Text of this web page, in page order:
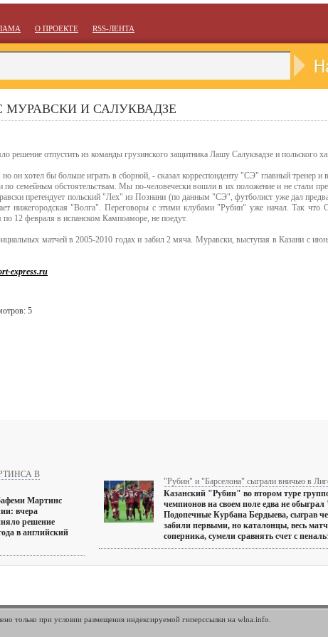
О ПРОЕКТЕ RSS-ЛЕНТА
МУРАВСКИ И САЛУКВАДЗЕ
решение отпустить из команды грузинского защитника Лашу Салуквадзе и польского
он хотел бы больше играть в сборной, - сказал корреспонденту "СЭ" главный тренер и
семейным обстоятельствам. Мы по-человечески вошли в их положение и не стали
претендует польский "Лех" из Познани (по данным "СЭ", футболист уже дал
нижегородская "Волга". Переговоры с этими клубами "Рубин" уже начал. Так что
12 февраля в испанском Кампоаморе, не поедут.
матчей в 2005-2010 годах и забил 2 мяча. Муравски, выступая в Казани с
express.ru
5
В
Мартинс
вчера
решение
в английский
"Рубин" и "Барселона" сыграли вничью в
Казанский "Рубин" во втором туре
чемпионов на своем поле едва не
Подопечные Курбана Бердыева, сыграв
забили первыми, но каталонцы, весь
соперника, сумели сравнять счет с
только при условии размещения индексируемой гиперссылки на wlna.info.